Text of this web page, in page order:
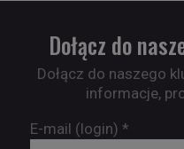
Dołącz do
Dołącz do naszego
informacje,
E-mail (login) *